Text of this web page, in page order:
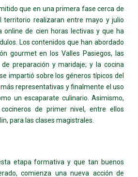
que en una primera fase cerca de
territorio realizaran entre mayo y julio
online de cien horas lectivas y que ha
Los contenidos que han abordado
gourmet en los Valles Pasiegos, las
preparación y maridaje; y la cocina
impartió sobre los géneros típicos del
representativas y finalmente el uso
un escaparate culinario. Asimismo,
de primer nivel, entre ellos
para las clases magistrales.
etapa formativa y que tan buenos
comienza una nueva acción de